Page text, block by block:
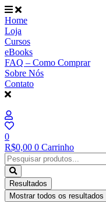
Ir
para
o
conteúdo
Home
Loja
Cursos
eBooks
FAQ – Como Comprar
Sobre Nós
Contato
0
R$0,00 0 Carrinho
Pesquisar
...
Resultados
Mostrar todos os resultados